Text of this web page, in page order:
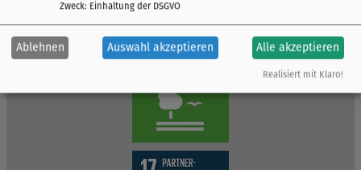
Zweck: Einhaltung der DSGVO
Ablehnen Auswahl akzeptieren Alle akzeptieren
Realisiert mit Klaro!